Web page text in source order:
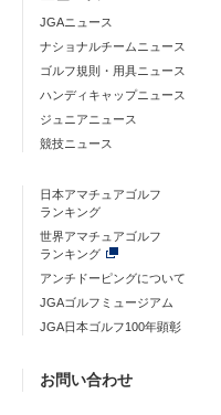
JGAニュース
ナショナルチームニュース
ゴルフ規則・用具ニュース
ハンディキャップニュース
ジュニアニュース
競技ニュース
日本アマチュアゴルフ
ランキング
世界アマチュアゴルフ
ランキング
アンチドーピングについて
JGAゴルフミュージアム
JGA日本ゴルフ100年顕彰
お問い合わせ